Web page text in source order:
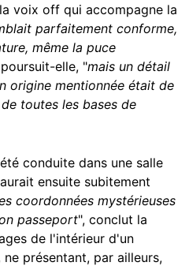
voix off qui accompagne la
parfaitement conforme,
même la puce
poursuit-elle, "mais un détail
origine mentionnée était de
toutes les bases de
conduite dans une salle
ensuite subitement
coordonnées mystérieuses
passeport", conclut la
de l'intérieur d'un
présentant, par ailleurs,